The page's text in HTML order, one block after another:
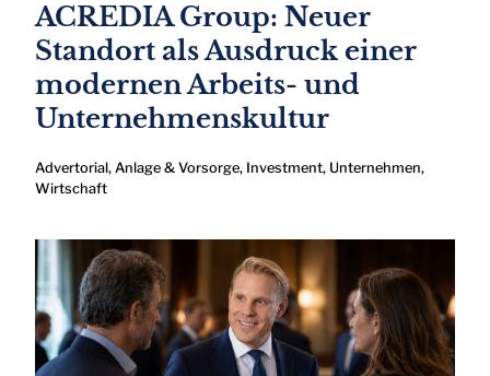
ACREDIA Group: Neuer
Standort als Ausdruck einer
modernen Arbeits- und
Unternehmenskultur
Advertorial, Anlage & Vorsorge, Investment, Unternehmen,
Wirtschaft